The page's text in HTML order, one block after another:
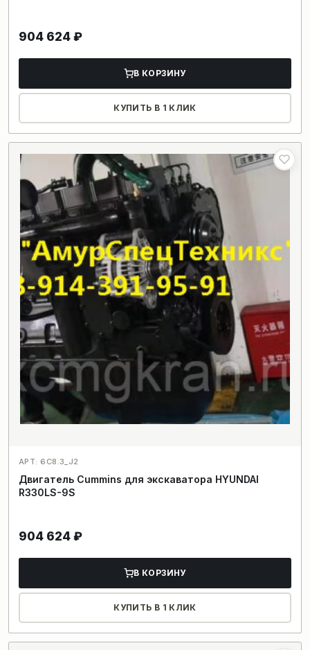
904 624 ₽
В КОРЗИНУ
КУПИТЬ В 1 КЛИК
АРТ: 6C8.3_J2
Двигатель Cummins для экскаватора HYUNDAI
R330LS-9S
904 624 ₽
В КОРЗИНУ
КУПИТЬ В 1 КЛИК